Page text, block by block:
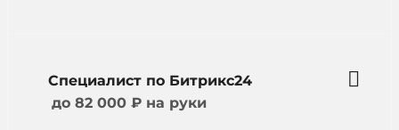
Специалист по Битрикс24
до 82 000 ₽ на руки